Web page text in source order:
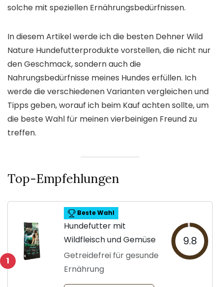
solche mit speziellen Ernährungsbedürfnissen.
In diesem Artikel werde ich die besten Dehner Wild
Nature Hundefutterprodukte vorstellen, die nicht nur
den Geschmack, sondern auch die
Nahrungsbedürfnisse meines Hundes erfüllen. Ich
werde die verschiedenen Varianten vergleichen und
Tipps geben, worauf ich beim Kauf achten sollte, um
die beste Wahl für meinen vierbeinigen Freund zu
treffen.
Top-Empfehlungen
1
Beste Wahl
Hundefutter mit
Wildfleisch und Gemüse
Getreidefrei für gesunde
Ernährung
9.8